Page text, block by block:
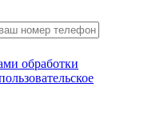
обработки